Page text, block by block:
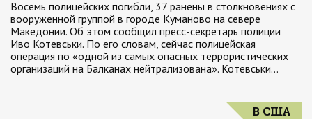
Восемь полицейских погибли, 37 ранены в столкновениях с
вооруженной группой в городе Куманово на севере
Македонии. Об этом сообщил пресс-секретарь полиции
Иво Котевськи. По его словам, сейчас полицейская
операция по «одной из самых опасных террористических
организаций на Балканах нейтрализована». Котевськи…
В США